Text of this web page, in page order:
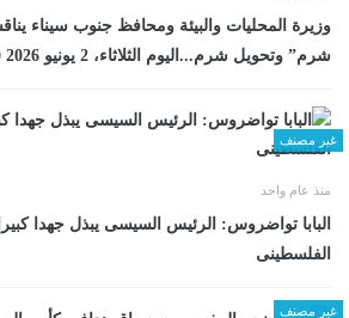
وزيرة المحليات والبيئة ومحافظ جنوب سيناء
شرم” وتحويل شرم...اليوم الثلاثاء، 2 يونيو 2026 09:50 صـ
غير مصنف
منذ عام واحد
البابا تواضروس: الرئيس السيسى يبذل جهدا
الفلسطينى
غير مصنف